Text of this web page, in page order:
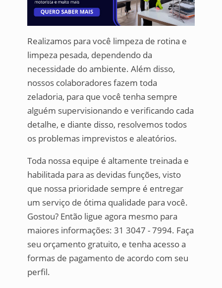
Realizamos para você limpeza de rotina e
limpeza pesada, dependendo da
necessidade do ambiente. Além disso,
nossos colaboradores fazem toda
zeladoria, para que você tenha sempre
alguém supervisionando e verificando cada
detalhe, e diante disso, resolvemos todos
os problemas imprevistos e aleatórios.
Toda nossa equipe é altamente treinada e
habilitada para as devidas funções, visto
que nossa prioridade sempre é entregar
um serviço de ótima qualidade para você.
Gostou? Então ligue agora mesmo para
maiores informações: 31 3047 - 7994. Faça
seu orçamento gratuito, e tenha acesso a
formas de pagamento de acordo com seu
perfil.